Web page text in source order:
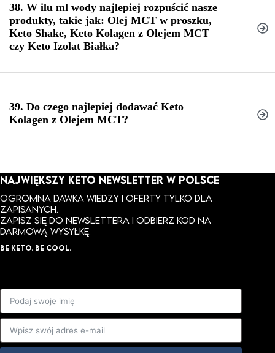
Dokładny adres:
38. W ilu ml wody najlepiej rozpuścić nasze
produkty, takie jak: Olej MCT w proszku,
Keto Shake, Keto Kolagen z Olejem MCT
czy Keto Izolat Białka?
39. Do czego najlepiej dodawać Keto
Kolagen z Olejem MCT?
Smoothie i koktajle:
Kawy i herbaty:
NAJWIĘKSZY KETO NEWSLETTER W POLSCE
Ogromna dawka wiedzy i oferty tylko dla
zapisanych.
ZAPISZ SIĘ DO NEWSLETTERA I ODBIERZ KOD NA
DARMOWĄ WYSYŁKĘ.
BE KETO. BE COOL.